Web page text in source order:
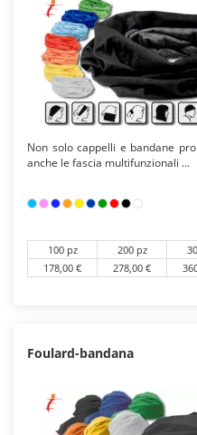
Non solo cappelli e bandane
anche le fascia multifunzionali ...
100 pz 200 pz
178,00 €
278,00 €
Foulard-bandana